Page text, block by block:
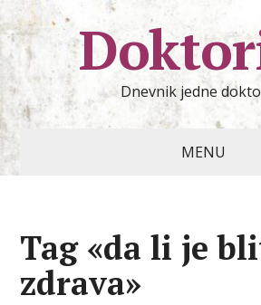
Dnevnik jedne
MENU
Tag «da li je
zdrava»